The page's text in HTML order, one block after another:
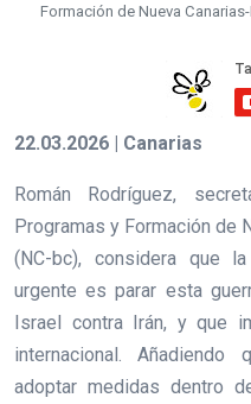
Formación de Nueva
22.03.2026 | Canarias
Román Rodríguez,
Programas y Formación de
(NC-bc), considera que
urgente es parar esta
Israel contra Irán, y que
internacional.
adoptar medidas dentro